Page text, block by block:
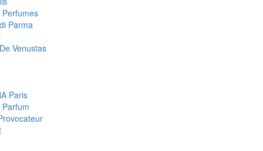
Perfumes
Parma
Venustas
Paris